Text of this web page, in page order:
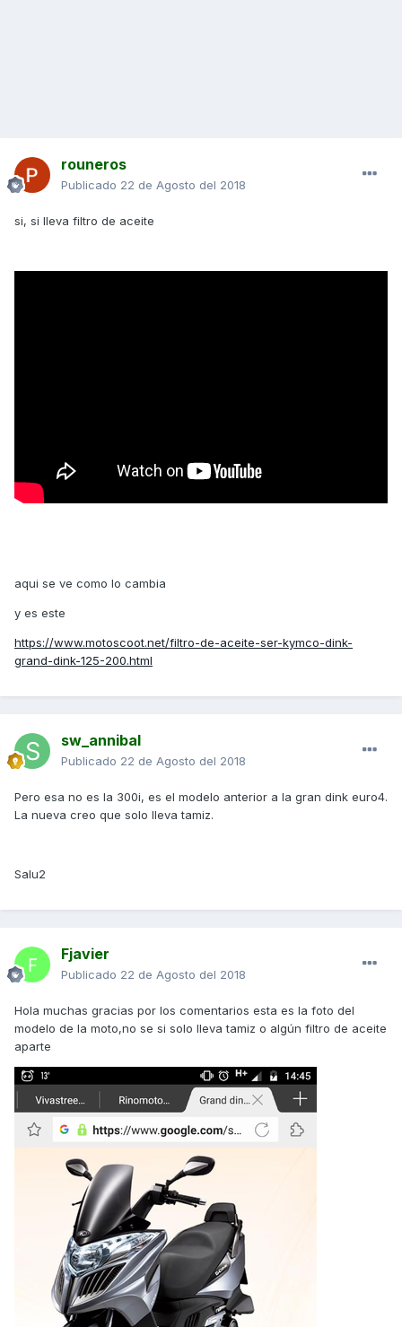
rouneros
Publicado 22 de Agosto del 2018
si, si lleva filtro de aceite
aqui se ve como lo cambia
y es este
https://www.motoscoot.net/filtro-de-aceite-ser-kymco-dink-
grand-dink-125-200.html
sw_annibal
Publicado 22 de Agosto del 2018
Pero esa no es la 300i, es el modelo anterior a la gran dink euro4.
La nueva creo que solo lleva tamiz.
Salu2
Fjavier
Publicado 22 de Agosto del 2018
Hola muchas gracias por los comentarios esta es la foto del
modelo de la moto,no se si solo lleva tamiz o algún filtro de aceite
aparte